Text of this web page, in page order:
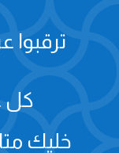
ترقبوا
كل
خليك